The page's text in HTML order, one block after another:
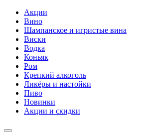
Акции
Вино
Шампанское и игристые вина
Виски
Водка
Коньяк
Ром
Крепкий алкоголь
Ликёры и настойки
Пиво
Новинки
Акции и скидки